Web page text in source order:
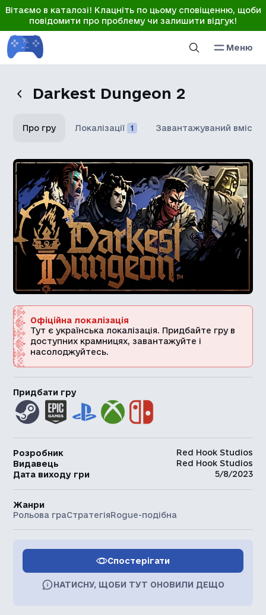
Вітаємо в каталозі! Клацніть по цьому сповіщенню, щоби
повідомити про проблему чи залишити відгук!
Меню
Darkest Dungeon 2
Про гру Локалізації 1 Завантажуваний вміст
Офіційна локалізація
Тут є українська локалізація. Придбайте гру в
доступних крамницях, завантажуйте і
насолоджуйтесь.
Придбати гру
Розробник
Red Hook Studios
Видавець
Red Hook Studios
Дата виходу гри
5/8/2023
Жанри
Рольова граСтратегіяRogue-подібна
Спостерігати
НАТИСНУ, ЩОБИ ТУТ ОНОВИЛИ ДЕЩО